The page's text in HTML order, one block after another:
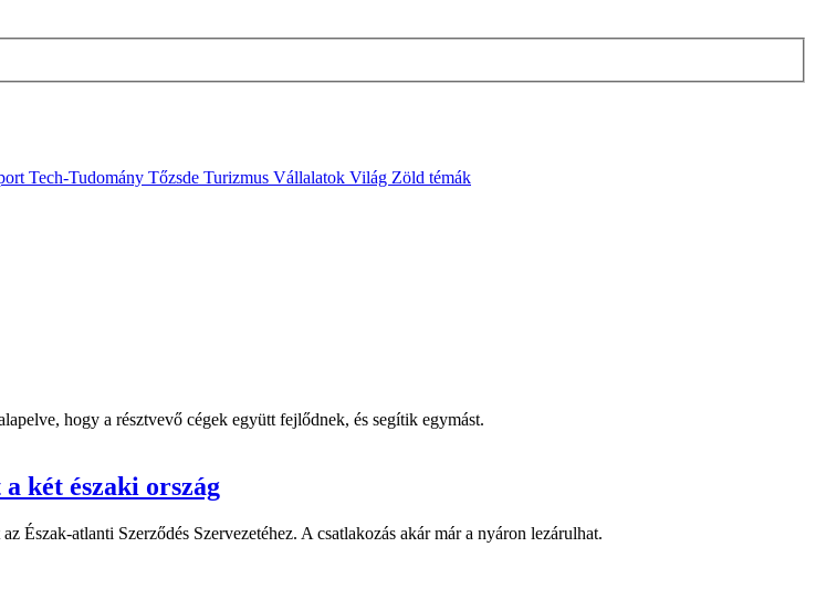
Tech-Tudomány Tőzsde Turizmus Vállalatok Világ Zöld témák
hogy a résztvevő cégek együtt fejlődnek, és segítik egymást.
két északi ország
Észak-atlanti Szerződés Szervezetéhez. A csatlakozás akár már a nyáron lezárulhat.